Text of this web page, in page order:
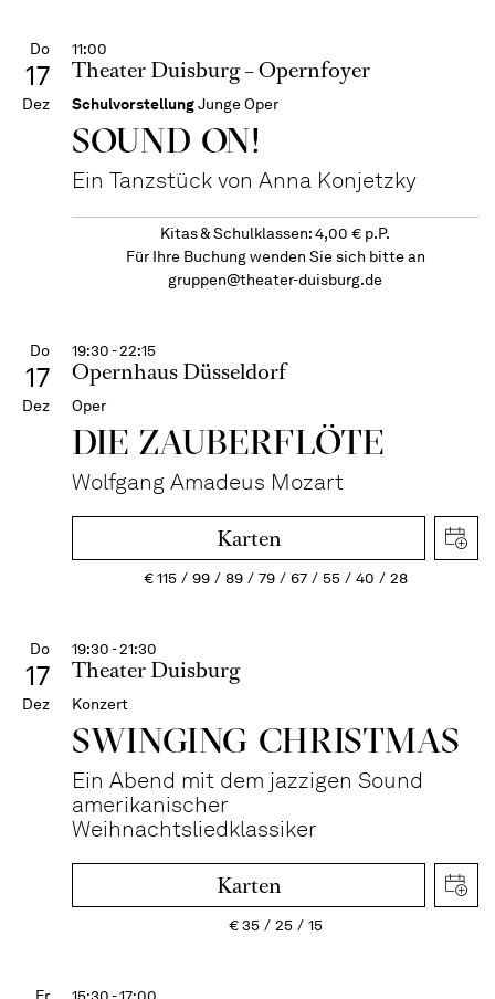
Do
17
Dez
11:00
Theater Duisburg – Opernfoyer
SchulvorstellungJunge Oper
SOUND ON!
Ein Tanzstück von Anna Konjetzky
Kitas & Schulklassen: 4,00 € p.P.
Für Ihre Buchung wenden Sie sich bitte an
gruppen@theater-duisburg.de
Do
17
Dez
19:30 - 22:15
Opernhaus Düsseldorf
Oper
DIE ZAUBER­FLÖTE
Wolfgang Amadeus Mozart
Karten
€115 99 89 79 67 55 40 28
Do
17
Dez
19:30 - 21:30
Theater Duisburg
Konzert
SWINGING CHRIST­MAS
Ein Abend mit dem jazzigen Sound
amerikanischer
Weihnachtsliedklassiker
Karten
€35 25 15